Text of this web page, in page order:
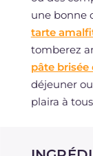
une bonne
tarte
tomberez
pâte
déjeuner
plaira à